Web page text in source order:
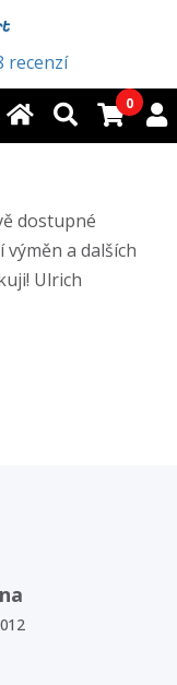
recenzí
0
dostupné
výměn a dalších
Ulrich